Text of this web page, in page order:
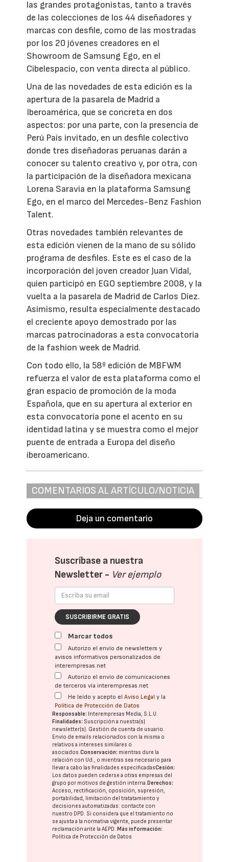
las grandes protagonistas, tanto a través
de las colecciones de los 44 diseñadores y
marcas con desfile, como de las mostradas
por los 20 jóvenes creadores en el
Showroom de Samsung Ego, en el
Cibelespacio, con venta directa al público.
Una de las novedades de esta edición es la
apertura de la pasarela de Madrid a
Iberoamérica, que se concreta en dos
aspectos: por una parte, con la presencia de
Perú País invitado, en un desfile colectivo
donde tres diseñadoras peruanas darán a
conocer su talento creativo y, por otra, con
la participación de la diseñadora mexicana
Lorena Saravia en la plataforma Samsung
Ego, en el marco del Mercedes-Benz Fashion
Talent.
Otras novedades también relevantes de
esta edición vienen de la mano de su sólido
programa de desfiles. Este es el caso de la
incorporación del joven creador Juan Vidal,
quien participó en EGO septiembre 2008, y la
vuelta a la pasarela de Madrid de Carlos Díez.
Asimismo, resulta especialmente destacado
el creciente apoyo demostrado por las
marcas patrocinadoras a esta convocatoria
de la fashion week de Madrid.
Con todo ello, la 58º edición de MBFWM
refuerza el valor de esta plataforma como el
gran espacio de promoción de la moda
Española, que en su apertura al exterior en
esta convocatoria pone el acento en su
identidad latina y se muestra como el mejor
puente de entrada a Europa del diseño
iberoamericano.
COMENTARIOS AL ARTÍCULO/NOTICIA
Deja un comentario
Suscríbase a nuestra
Newsletter - Ver ejemplo
SUSCRIBIRME GRATIS
Marcar todos
Autorizo el envío de newsletters y
avisos informativos personalizados de
interempresas.net
Autorizo el envío de comunicaciones
de terceros vía interempresas.net
He leído y acepto elAviso Legal y la
Política de Protección de Datos
Responsable: Interempresas Media, S.L.U.
Finalidades: Suscripción a nuestra(s)
newsletter(s). Gestión de cuenta de usuario.
Envío de emails relacionados con la misma o
relativos a intereses similares o
asociados.Conservación: mientras dure la
relación con Ud., o mientras sea necesario para
llevar a cabo las finalidades especificadasCesión:
Los datos pueden cederse a otras empresas del
grupo por motivos de gestión interna.Derechos:
Acceso, rectificación, oposición, supresión,
portabilidad, limitación del tratatamiento y
decisiones automatizadas: contacte con
nuestro DPD . Si considera que el tratamiento no
se ajusta a la normativa vigente, puede presentar
reclamación ante laAEPD .Más información:
Política de Protección de Datos